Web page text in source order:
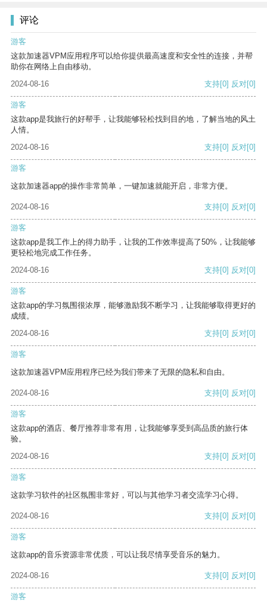
评论
游客
这款加速器VPM应用程序可以给你提供最高速度和安全性的连接，并帮
助你在网络上自由移动。
2024-08-16
支持[0] 反对[0]
游客
这款app是我旅行的好帮手，让我能够轻松找到目的地，了解当地的风土
人情。
2024-08-16
支持[0] 反对[0]
游客
这款加速器app的操作非常简单，一键加速就能开启，非常方便。
2024-08-16 支持[0] 反对[0]
游客
这款app是我工作上的得力助手，让我的工作效率提高了50%，让我能够
更轻松地完成工作任务。
2024-08-16
支持[0] 反对[0]
游客
这款app的学习氛围很浓厚，能够激励我不断学习，让我能够取得更好的
成绩。
2024-08-16
支持[0] 反对[0]
游客
这款加速器VPM应用程序已经为我们带来了无限的隐私和自由。
2024-08-16 支持[0] 反对[0]
游客
这款app的酒店、餐厅推荐非常有用，让我能够享受到高品质的旅行体
验。
2024-08-16
支持[0] 反对[0]
游客
这款学习软件的社区氛围非常好，可以与其他学习者交流学习心得。
2024-08-16 支持[0] 反对[0]
游客
这款app的音乐资源非常优质，可以让我尽情享受音乐的魅力。
2024-08-16 支持[0] 反对[0]
游客